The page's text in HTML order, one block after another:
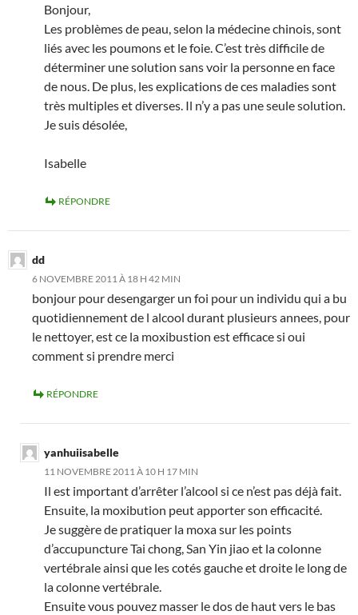
Bonjour,
Les problèmes de peau, selon la médecine chinois, sont
liés avec les poumons et le foie. C’est très difficile de
déterminer une solution sans voir la personne en face
de nous. De plus, les explications de ces maladies sont
très multiples et diverses. Il n’y a pas une seule solution.
Je suis désolée,
Isabelle
RÉPONDRE
dd
6 NOVEMBRE 2011 À 18 H 42 MIN
bonjour pour desengarger un foi pour un individu qui a bu
quotidiennement de l alcool durant plusieurs annees, pour
le nettoyer, est ce la moxibustion est efficace si oui
comment si prendre merci
RÉPONDRE
yanhuiisabelle
11 NOVEMBRE 2011 À 10 H 17 MIN
Il est important d’arrêter l’alcool si ce n’est pas déjà fait.
Ensuite, la moxibution peut apporter son efficacité.
Je suggère de pratiquer la moxa sur les points
d’accupuncture Tai chong, San Yin jiao et la colonne
vertébrale ainsi que les cotés gauche et droite le long de
la colonne vertébrale.
Ensuite vous pouvez masser le dos de haut vers le bas